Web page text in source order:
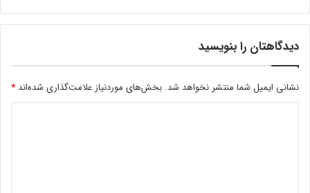
دیدگاهتان را بنویسید
نشانی ایمیل شما منتشر نخواهد شد. بخش‌های موردنیاز علامت‌گذاری شده‌اند *